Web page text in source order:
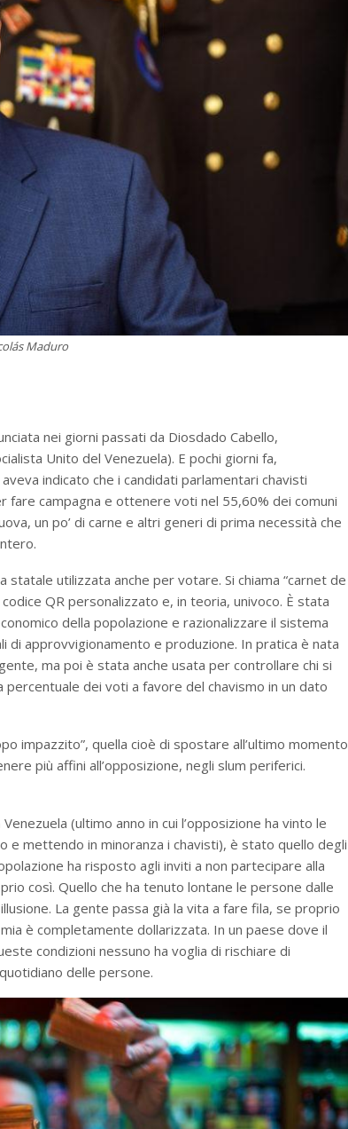
Maduro
nei giorni passati da Diosdado Cabello,
Unito del Venezuela). E pochi giorni fa,
indicato che i candidati parlamentari chavisti
fare campagna e ottenere voti nel 55,60% dei comuni
un po’ di carne e altri generi di prima necessità che
statale utilizzata anche per votare. Si chiama “carnet de
QR personalizzato e, in teoria, univoco. È stata
della popolazione e razionalizzare il sistema
di approvvigionamento e produzione. In pratica è nata
ma poi è stata anche usata per controllare chi si
dei voti a favore del chavismo in un dato
impazzito”, quella cioè di spostare all’ultimo momento
più affini all’opposizione, negli slum periferici.
Venezuela (ultimo anno in cui l’opposizione ha vinto le
e mettendo in minoranza i chavisti), è stato quello degli
ha risposto agli inviti a non partecipare alla
così. Quello che ha tenuto lontane le persone dalle
La gente passa già la vita a fare fila, se proprio
è completamente dollarizzata. In un paese dove il
condizioni nessuno ha voglia di rischiare di
delle persone.